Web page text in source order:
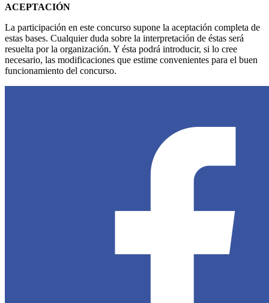
ACEPTACIÓN
La participación en este concurso supone la aceptación completa de
estas bases. Cualquier duda sobre la interpretación de éstas será
resuelta por la organización. Y ésta podrá introducir, si lo cree
necesario, las modificaciones que estime convenientes para el buen
funcionamiento del concurso.